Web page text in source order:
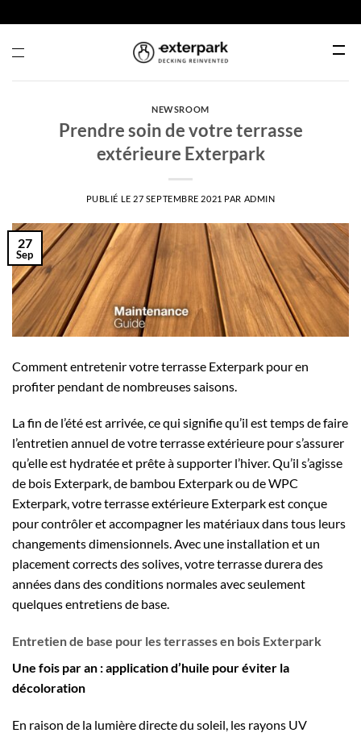
au
contenu
NEWSROOM
Prendre soin de votre terrasse
extérieure Exterpark
PUBLIÉ LE 27 SEPTEMBRE 2021 PAR ADMIN
27
Sep
Comment entretenir votre terrasse Exterpark pour en
profiter pendant de nombreuses saisons.
La fin de l’été est arrivée, ce qui signifie qu’il est temps de faire
l’entretien annuel de votre terrasse extérieure pour s’assurer
qu’elle est hydratée et prête à supporter l’hiver. Qu’il s’agisse
de bois Exterpark, de bambou Exterpark ou de WPC
Exterpark, votre terrasse extérieure Exterpark est conçue
pour contrôler et accompagner les matériaux dans tous leurs
changements dimensionnels. Avec une installation et un
placement corrects des solives, votre terrasse durera des
années dans des conditions normales avec seulement
quelques entretiens de base.
Entretien de base pour les terrasses en bois Exterpark
Une fois par an : application d’huile pour éviter la
décoloration
En raison de la lumière directe du soleil, les rayons UV